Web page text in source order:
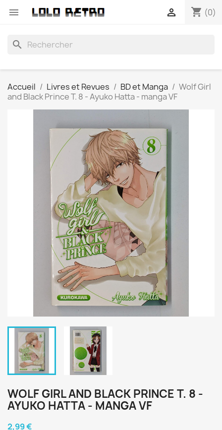
 shopping_cart (0)

search
Accueil Livres et Revues BD et Manga
Wolf Girl
and Black Prince T. 8 - Ayuko Hatta - manga VF
WOLF GIRL AND BLACK PRINCE T. 8 -
AYUKO HATTA - MANGA VF
2,99 €